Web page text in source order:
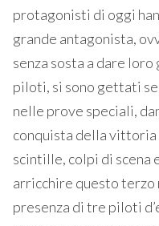
protagonisti di oggi
grande antagonista,
senza sosta a dare
piloti, si sono gettati
nelle prove speciali,
conquista della vittoria
scintille, colpi di scena
arricchire questo terzo
presenza di tre piloti